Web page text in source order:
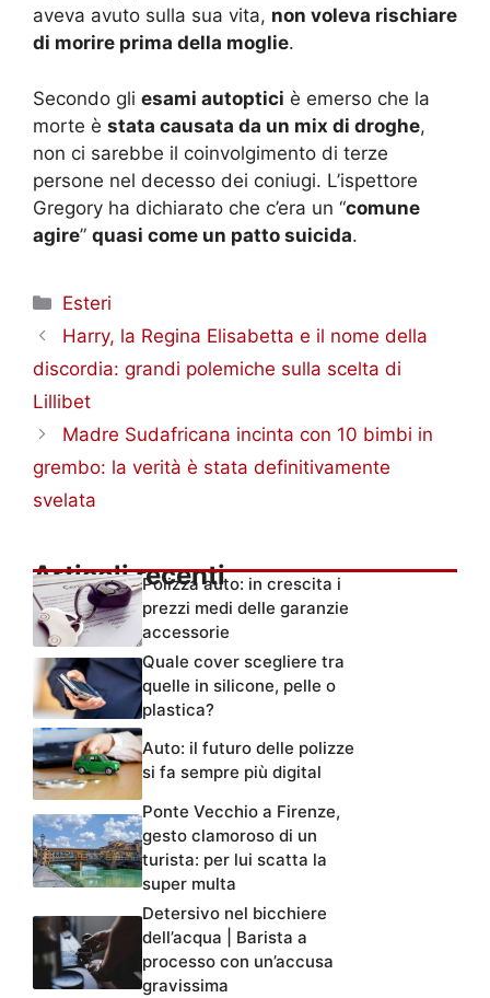
aveva avuto sulla sua vita, non voleva rischiare
di morire prima della moglie.
Secondo gli esami autoptici è emerso che la
morte è stata causata da un mix di droghe,
non ci sarebbe il coinvolgimento di terze
persone nel decesso dei coniugi. L’ispettore
Gregory ha dichiarato che c’era un “comune
agire” quasi come un patto suicida.
Categorie
Esteri
Harry, la Regina Elisabetta e il nome della
discordia: grandi polemiche sulla scelta di
Lillibet
Madre Sudafricana incinta con 10 bimbi in
grembo: la verità è stata definitivamente
svelata
Articoli recentiPolizza auto: in crescita i
prezzi medi delle garanzie
accessorie
Quale cover scegliere tra
quelle in silicone, pelle o
plastica?
Auto: il futuro delle polizze
si fa sempre più digital
Ponte Vecchio a Firenze,
gesto clamoroso di un
turista: per lui scatta la
super multa
Detersivo nel bicchiere
dell’acqua | Barista a
processo con un’accusa
gravissima